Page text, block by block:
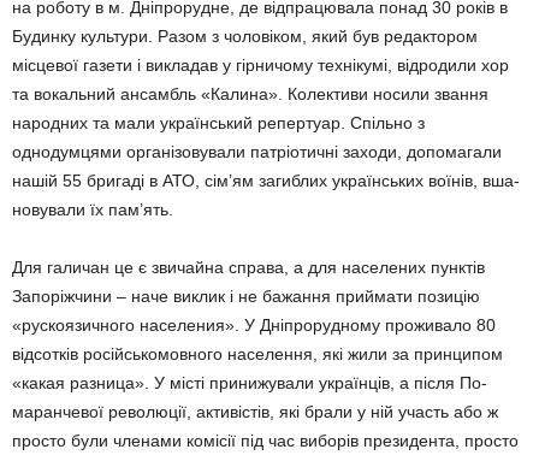
на роботу в м. Дніпрорудне, де від­працювала понад 30 років в
Будин­ку культури. Разом з чоловіком, який був редактором
місцевої газе­ти і викладав у гірничому технікумі, відродили хор
та вокальний ан­самбль «Калина». Колективи носи­ли звання
народних та мали укра­їнський репертуар. Спільно з
однодумцями організовували патріотич­ні заходи, допомагали
нашій 55 бригаді в АТО, сім’ям загиблих україн­ських воїнів, вша­
новували їх пам’ять.
Для галичан це є звичайна спра­ва, а для населених пунктів
Запо­ріжчини – наче виклик і не бажання приймати позицію
«рускоязичного населения». У Дніпрорудному про­живало 80
відсотків російськомов­ного населення, які жили за прин­ципом
«какая разница». У місті принижували українців, а після По­
маранчевої революції, активістів, які брали у ній участь або ж
просто були членами комісії під час вибо­рів президента, просто